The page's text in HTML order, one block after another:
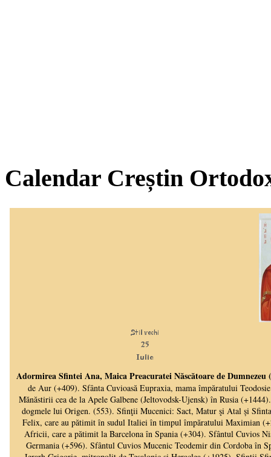
Calendar Creștin